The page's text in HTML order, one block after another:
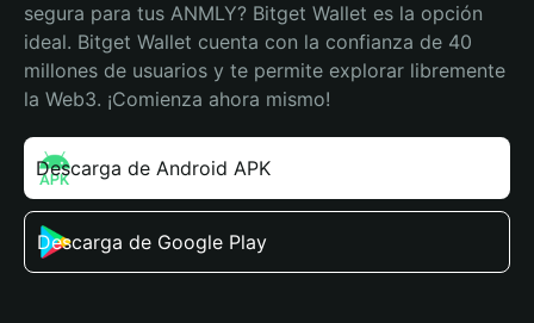
segura para tus ANMLY? Bitget Wallet es la opción
ideal. Bitget Wallet cuenta con la confianza de 40
millones de usuarios y te permite explorar libremente
la Web3. ¡Comienza ahora mismo!
Descarga de Android APK
Descarga de Google Play